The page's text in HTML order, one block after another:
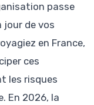
passe
jour de vos
en France,
ces
les risques
En 2026, la